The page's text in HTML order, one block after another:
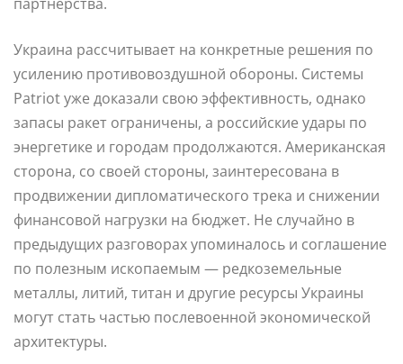
партнерства.
Украина рассчитывает на конкретные решения по
усилению противовоздушной обороны. Системы
Patriot уже доказали свою эффективность, однако
запасы ракет ограничены, а российские удары по
энергетике и городам продолжаются. Американская
сторона, со своей стороны, заинтересована в
продвижении дипломатического трека и снижении
финансовой нагрузки на бюджет. Не случайно в
предыдущих разговорах упоминалось и соглашение
по полезным ископаемым — редкоземельные
металлы, литий, титан и другие ресурсы Украины
могут стать частью послевоенной экономической
архитектуры.